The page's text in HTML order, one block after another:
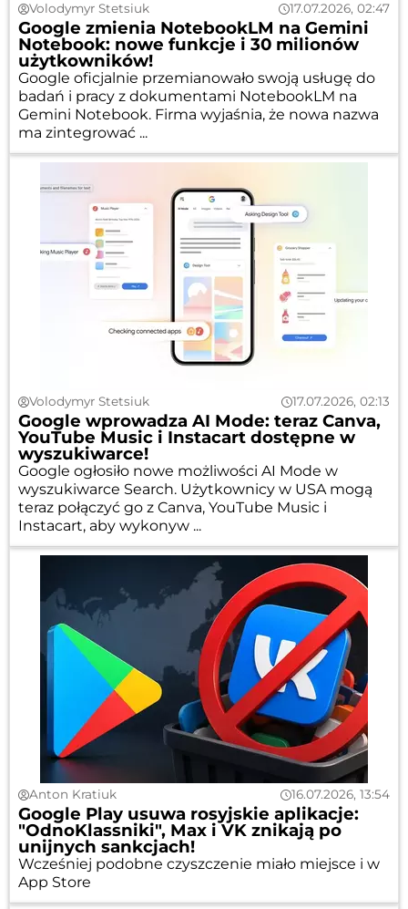
Volodymyr Stetsiuk 17.07.2026, 02:47
Google zmienia NotebookLM na Gemini
Notebook: nowe funkcje i 30 milionów
użytkowników!
Google oficjalnie przemianowało swoją usługę do
badań i pracy z dokumentami NotebookLM na
Gemini Notebook. Firma wyjaśnia, że nowa nazwa
ma zintegrować ...
Volodymyr Stetsiuk 17.07.2026, 02:13
Google wprowadza AI Mode: teraz Canva,
YouTube Music i Instacart dostępne w
wyszukiwarce!
Google ogłosiło nowe możliwości AI Mode w
wyszukiwarce Search. Użytkownicy w USA mogą
teraz połączyć go z Canva, YouTube Music i
Instacart, aby wykonyw ...
Anton Kratiuk 16.07.2026, 13:54
Google Play usuwa rosyjskie aplikacje:
"OdnoKlassniki", Max i VK znikają po
unijnych sankcjach!
Wcześniej podobne czyszczenie miało miejsce i w
App Store